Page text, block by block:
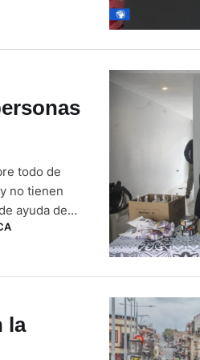
todo de
no tienen
ayuda de
Refugees
la